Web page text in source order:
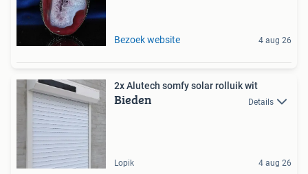
Bezoek website 4 aug 26
2x Alutech somfy solar rolluik wit
Bieden Details
Lopik 4 aug 26